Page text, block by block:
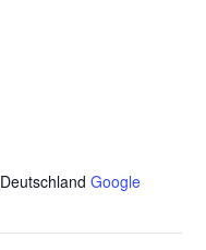
Deutschland Google